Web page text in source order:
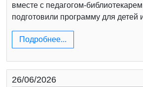
вместе с педагогом-
подготовили программу для детей
Подробнее...
26/06/2026